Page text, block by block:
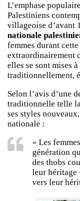
L’emphase
Palestiniens
villageoise d’avant
nationale
femmes durant
extraordinairement
elles se sont mises
traditionnellement,
Selon l’avis d’une
traditionnelle telle
ses styles
nationale :
« Les
génération
des thobs
leur héritage
vers leur